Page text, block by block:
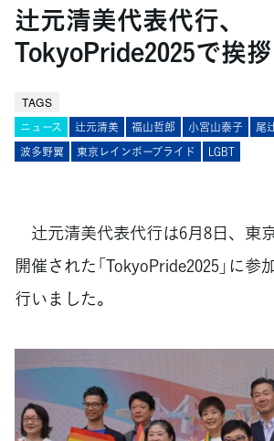
辻元清美代表代行、
TokyoPride2025で挨拶
TAGS
ニュース 辻元清美 福山哲郎 小宮山泰子 尾
波多野翼
東京レインボープライド LGBT
辻󠄀元清美代表代行は6月8日、東
開催された「TokyoPride2025」に参
行いました。